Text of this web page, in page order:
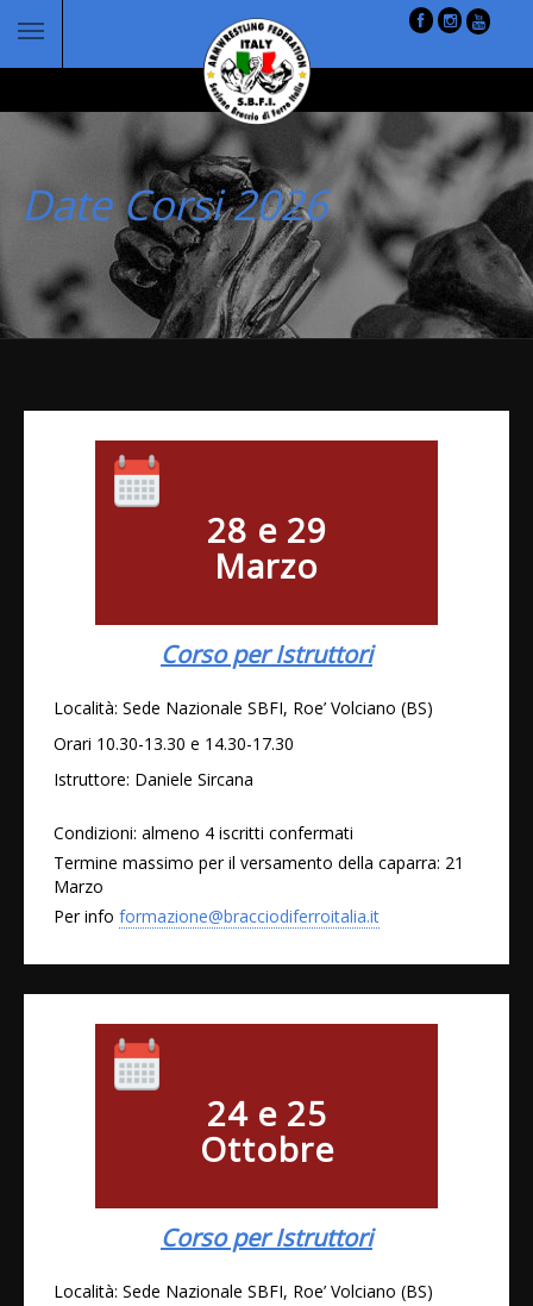
Date Corsi 2026
28 e 29
Marzo
Corso per Istruttori
Località: Sede Nazionale SBFI, Roe’ Volciano (BS)
Orari 10.30-13.30 e 14.30-17.30
Istruttore: Daniele Sircana
Condizioni: almeno 4 iscritti confermati
Termine massimo per il versamento della caparra: 21
Marzo
Per info formazione@bracciodiferroitalia.it
24 e 25
Ottobre
Corso per Istruttori
Località: Sede Nazionale SBFI, Roe’ Volciano (BS)